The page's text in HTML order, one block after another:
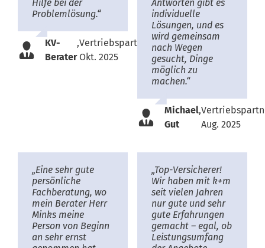
Hilfe bei der
Problemlösung.“
KV-
Berater
,Vertriebspartner,
Okt. 2025
Antworten gibt es
individuelle
Lösungen, und es
wird gemeinsam
nach Wegen
gesucht, Dinge
möglich zu
machen.“
Michael
Gut
,
Aug. 2025
„Eine sehr gute
persönliche
Fachberatung, wo
mein Berater Herr
Minks meine
Person von Beginn
an sehr ernst
„Top-Versicherer!
Wir haben mit k+m
seit vielen Jahren
nur gute und sehr
gute Erfahrungen
gemacht – egal, ob
Leistungsumfang